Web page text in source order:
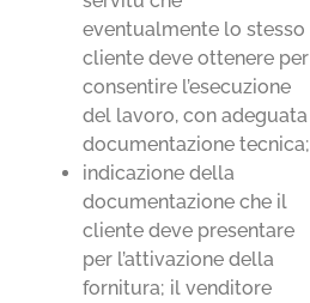
eventualmente lo stesso
cliente deve ottenere per
consentire l’esecuzione
del lavoro, con adeguata
documentazione tecnica;
indicazione della
documentazione che il
cliente deve presentare
per l’attivazione della
fornitura; il venditore